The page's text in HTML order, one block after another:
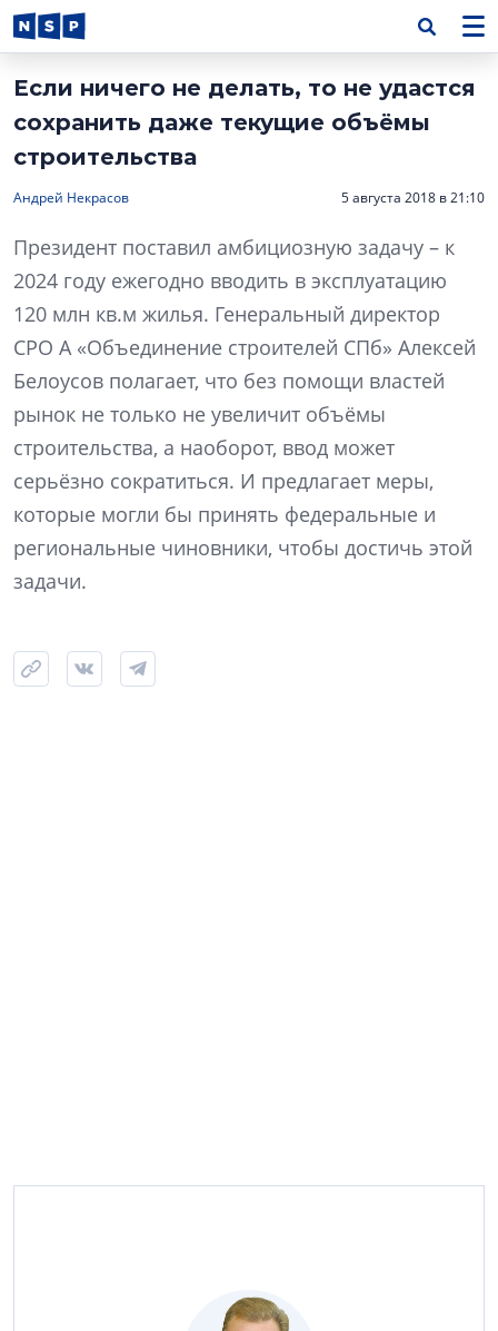
Если ничего не делать, то не удастся
сохранить даже текущие объёмы
строительства
Андрей Некрасов 5 августа 2018 в 21:10
Президент поставил амбициозную задачу – к
2024 году ежегодно вводить в эксплуатацию
120 млн кв.м жилья. Генеральный директор
СРО А «Объединение строителей СПб» Алексей
Белоусов полагает, что без помощи властей
рынок не только не увеличит объёмы
строительства, а наоборот, ввод может
серьёзно сократиться. И предлагает меры,
которые могли бы принять федеральные и
региональные чиновники, чтобы достичь этой
задачи.
строителей СПб» Алексей Белоусов полагает, что без